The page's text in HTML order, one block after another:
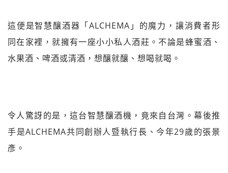
這便是智慧釀酒器「ALCHEMA」的魔力，讓消費者形
同在家裡，就擁有一座小小私人酒莊。不論是蜂蜜酒、
水果酒、啤酒或清酒，想釀就釀、想喝就喝。
令人驚訝的是，這台智慧釀酒機，竟來自台灣。幕後推
手是ALCHEMA共同創辦人暨執行長、今年29歲的張景
彥。